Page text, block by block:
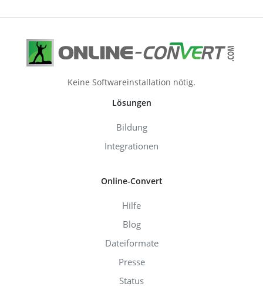
Keine Softwareinstallation nötig.
Lösungen
Bildung
Integrationen
Online-Convert
Hilfe
Blog
Dateiformate
Presse
Status